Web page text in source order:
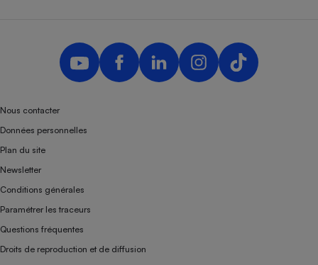
Nous contacter
Données personnelles
Plan du site
Newsletter
Conditions générales
Paramétrer les traceurs
Questions fréquentes
Droits de reproduction et de diffusion